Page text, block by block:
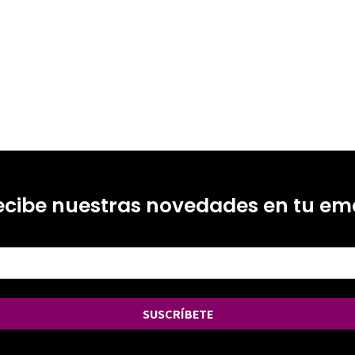
nuestras novedades en tu
SUSCRÍBETE